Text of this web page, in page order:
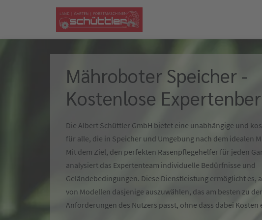
Mähroboter Speicher -
Kostenlose
Die Albert Schüttler GmbH bietet eine unabhängige und
für alle, die in Speicher und Umgebung nach dem idealen
Mit dem Ziel, den perfekten Rasenpflegehelfer für jeden
analysiert das Expertenteam individuelle Bedürfnisse und
Geländebedingungen. Diese Dienstleistung ermöglicht es,
von Modellen dasjenige auszuwählen, das am besten zu
Anforderungen des Nutzers passt, ohne dass dabei Kosten